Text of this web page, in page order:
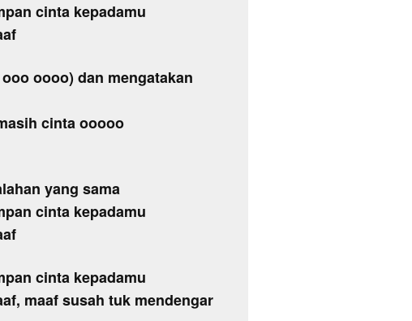
cinta kepadamu
oooo) dan mengatakan
cinta ooooo
yang sama
cinta kepadamu
cinta kepadamu
maaf susah tuk mendengar